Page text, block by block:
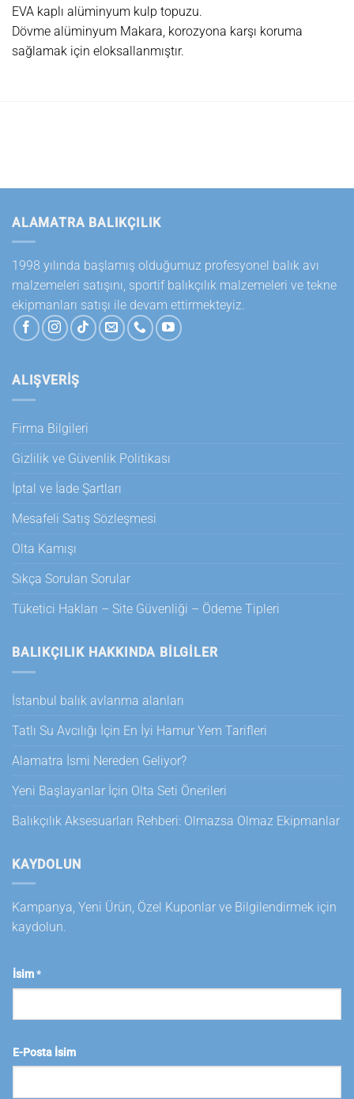
EVA kaplı alüminyum kulp topuzu.
Dövme alüminyum Makara, korozyona karşı koruma
sağlamak için eloksallanmıştır.
ALAMATRA BALIKÇILIK
1998 yılında başlamış olduğumuz profesyonel balık avı
malzemeleri satışını, sportif balıkçılık malzemeleri ve tekne
ekipmanları satışı ile devam ettirmekteyiz.
ALIŞVERİŞ
Firma Bilgileri
Gizlilik ve Güvenlik Politikası
İptal ve İade Şartları
Mesafeli Satış Sözleşmesi
Olta Kamışı
Sıkça Sorulan Sorular
Tüketici Hakları – Site Güvenliği – Ödeme Tipleri
BALIKÇILIK HAKKINDA BILGILER
İstanbul balık avlanma alanları
Tatlı Su Avcılığı İçin En İyi Hamur Yem Tarifleri
Alamatra İsmi Nereden Geliyor?
Yeni Başlayanlar İçin Olta Seti Önerileri
Balıkçılık Aksesuarları Rehberi: Olmazsa Olmaz Ekipmanlar
KAYDOLUN
Kampanya, Yeni Ürün, Özel Kuponlar ve Bilgilendirmek için
kaydolun.
İsim*
E-Posta İsim